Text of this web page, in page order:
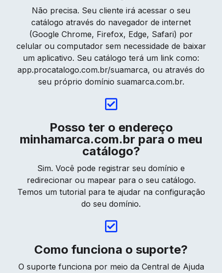
Não precisa. Seu cliente irá acessar o seu
catálogo através do navegador de internet
(Google Chrome, Firefox, Edge, Safari) por
celular ou computador sem necessidade de baixar
um aplicativo. Seu catálogo terá um link como:
app.procatalogo.com.br/suamarca, ou através do
seu próprio domínio suamarca.com.br.
Posso ter o endereço
minhamarca.com.br para o meu
catálogo?
Sim. Você pode registrar seu domínio e
redirecionar ou mapear para o seu catálogo.
Temos um tutorial para te ajudar na configuração
do seu domínio.
Como funciona o suporte?
O suporte funciona por meio da Central de Ajuda